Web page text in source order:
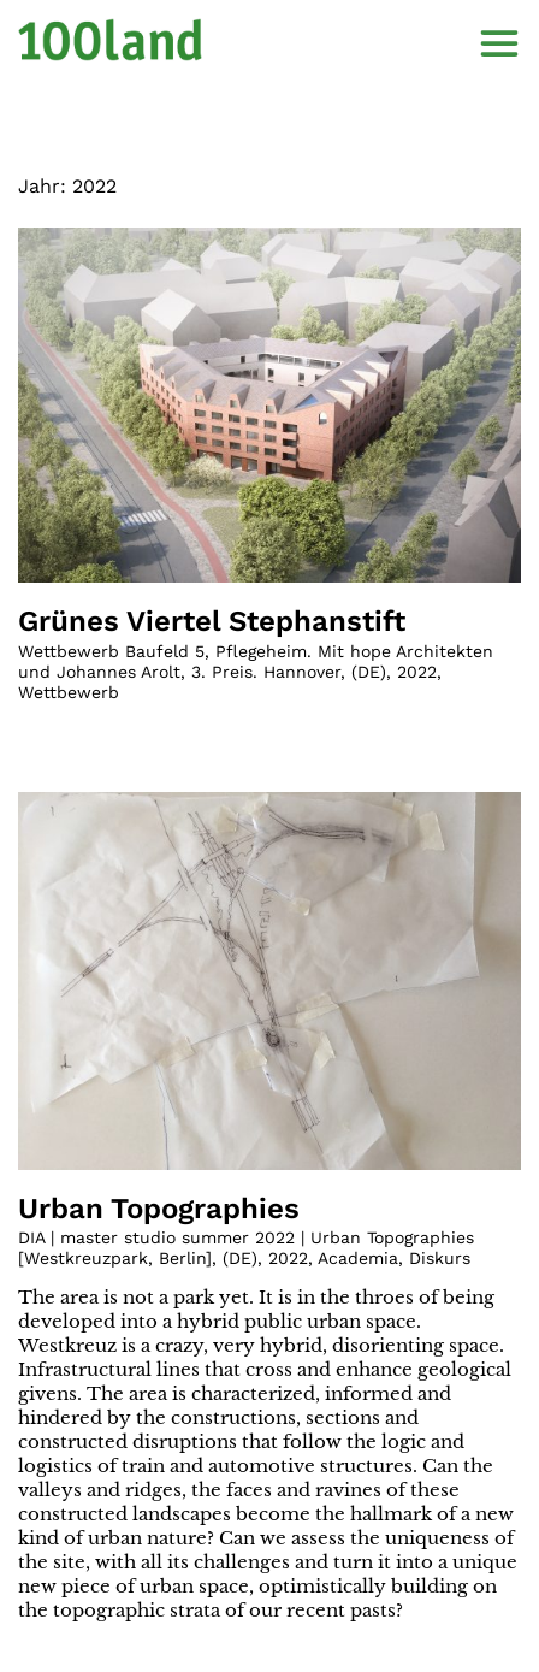
Jahr: 2022
Grünes Viertel Stephanstift
Wettbewerb Baufeld 5, Pflegeheim. Mit hope Architekten
und Johannes Arolt, 3. Preis. Hannover, (DE), 2022,
Wettbewerb
Urban Topographies
DIA | master studio summer 2022 | Urban Topographies
[Westkreuzpark, Berlin], (DE), 2022, Academia, Diskurs
The area is not a park yet. It is in the throes of being
developed into a hybrid public urban space.
Westkreuz is a crazy, very hybrid, disorienting space.
Infrastructural lines that cross and enhance geological
givens. The area is characterized, informed and
hindered by the constructions, sections and
constructed disruptions that follow the logic and
logistics of train and automotive structures. Can the
valleys and ridges, the faces and ravines of these
constructed landscapes become the hallmark of a new
kind of urban nature? Can we assess the uniqueness of
the site, with all its challenges and turn it into a unique
new piece of urban space, optimistically building on
the topographic strata of our recent pasts?